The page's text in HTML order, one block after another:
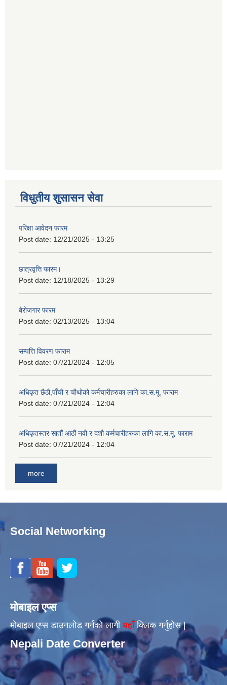
विधुतीय शुसासन सेवा
परिक्षा आवेदन फारम
Post date: 12/21/2025 - 13:25
छात्रवृत्ति फारम।
Post date: 12/18/2025 - 13:29
बेरोजगार फारम
Post date: 02/13/2025 - 13:04
सम्पत्ति विवरण फाराम
Post date: 07/21/2024 - 12:05
अधिकृत छैठौ,पाँचौ र चौथोको कर्मचारीहरुका लागि का.स.मू. फाराम
Post date: 07/21/2024 - 12:04
अधिकृतस्तर सातौं आठौं नवौ र दशौ कर्मचारीहरुका लागि का.स.मू. फाराम
Post date: 07/21/2024 - 12:04
more
Social Networking
मोबाइल एप्स
मोबाइल एप्स डाउनलोड गर्नको लागीयहाँँक्लिक गर्नुहोस |
Nepali Date Converter